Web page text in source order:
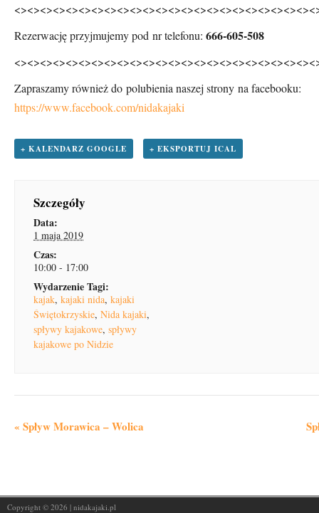
<><><><><><><><><><><><><>
Rezerwację przyjmujemy pod nr telefonu: 666-605-508
Zapraszamy również do polubienia naszej strony na facebooku:
https://www.facebook.com/nidakajaki
+ KALENDARZ GOOGLE + EKSPORTUJ ICAL
Szczegóły
Data:
1 maja 2019
Czas:
10:00 - 17:00
Wydarzenie Tagi:
kajak,kajaki nida,kajaki
Świętokrzyskie,Nida kajaki,
spływy kajakowe,spływy
kajakowe po Nidzie
W
r
« Spływ Morawica – Wolica
Copyright © 2026 | nidakajaki.pl